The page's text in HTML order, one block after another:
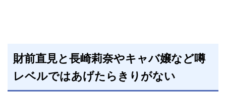
財前直見と長崎莉奈やキャバ嬢など噂
レベルではあげたらきりがない